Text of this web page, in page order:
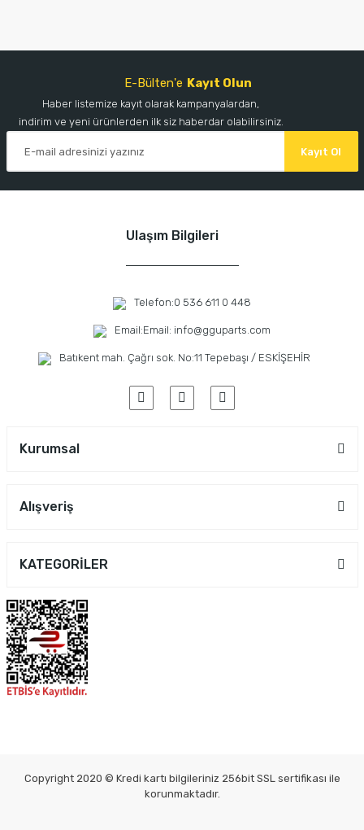
E-Bülten'e Kayıt Olun
Haber listemize kayıt olarak kampanyalardan,
indirim ve yeni ürünlerden ilk siz haberdar olabilirsiniz.
Kayıt Ol
Ulaşım Bilgileri
Telefon:0 536 611 0 448
Email:Email: info@gguparts.com
Batıkent mah. Çağrı sok. No:11 Tepebaşı / ESKİŞEHİR
Kurumsal
Alışveriş
KATEGORİLER
Copyright 2020 © Kredi kartı bilgileriniz 256bit SSL sertifikası ile
korunmaktadır.